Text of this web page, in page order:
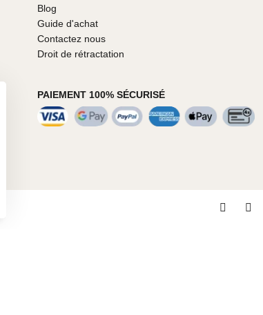
Blog
Guide d'achat
Contactez nous
Droit de rétractation
PAIEMENT 100% SÉCURISÉ